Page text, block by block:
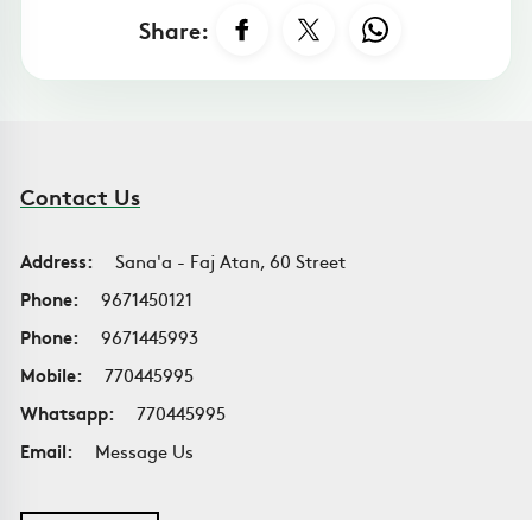
Share:
Contact Us
Address:
Sana'a - Faj Atan, 60 Street
Phone:
9671450121
Phone:
9671445993
Mobile:
770445995
Whatsapp:
770445995
Email:
Message Us